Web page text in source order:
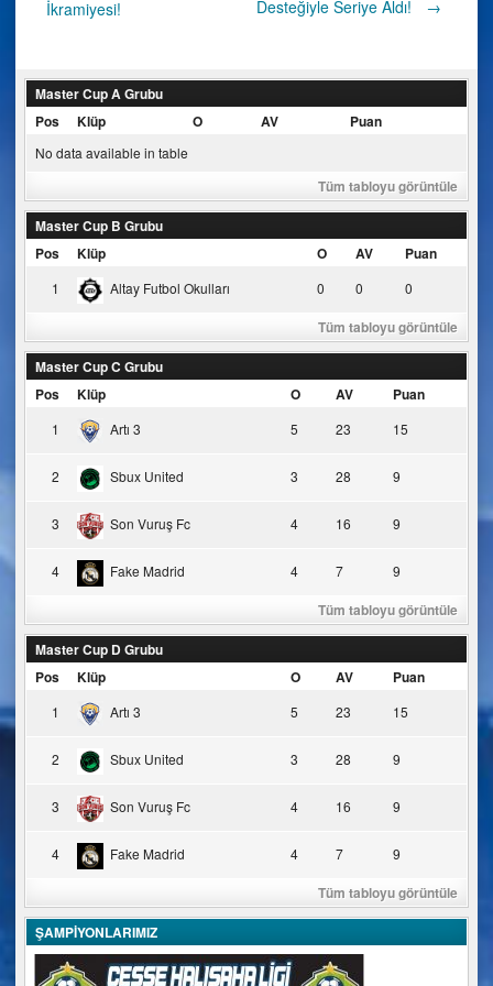
İkramiyesi!
Desteğiyle Seriye Aldı!
→
Master Cup A Grubu
Pos
Klüp O AV Puan
No data available in table
Tüm tabloyu görüntüle
Master Cup B Grubu
Pos
Klüp O AV Puan
1 Altay Futbol Okulları 0 0 0
Tüm tabloyu görüntüle
Master Cup C Grubu
Pos
Klüp O AV Puan
1 Artı 3 5 23 15
2 Sbux United 3 28 9
3 Son Vuruş Fc 4 16 9
4 Fake Madrid 4 7 9
Tüm tabloyu görüntüle
Master Cup D Grubu
Pos
Klüp O AV Puan
1 Artı 3 5 23 15
2 Sbux United 3 28 9
3 Son Vuruş Fc 4 16 9
4 Fake Madrid 4 7 9
Tüm tabloyu görüntüle
ŞAMPİYONLARIMIZ